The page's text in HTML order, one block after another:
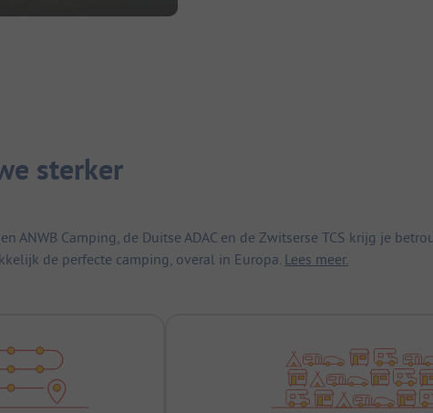
sterker
ANWB Camping, de Duitse ADAC en de Zwitserse TCS krijg je
de perfecte camping, overal in Europa. Lees meer.